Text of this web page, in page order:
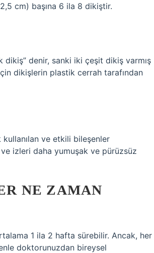
cm) başına 6 ila 8 dikiştir.
dikiş” denir, sanki iki çeşit dikiş varmış
dikişlerin plastik cerrah tarafından
ve etkili bileşenler
izleri daha yumuşak ve pürüzsüz
NE ZAMAN
1 ila 2 hafta sürebilir. Ancak, her
doktorunuzdan bireysel